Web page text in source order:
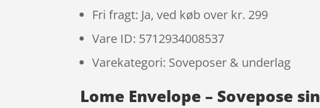
Fri fragt: Ja, ved køb over kr. 299
Vare ID: 5712934008537
Varekategori: Soveposer & underlag
Lome Envelope – Sovepose